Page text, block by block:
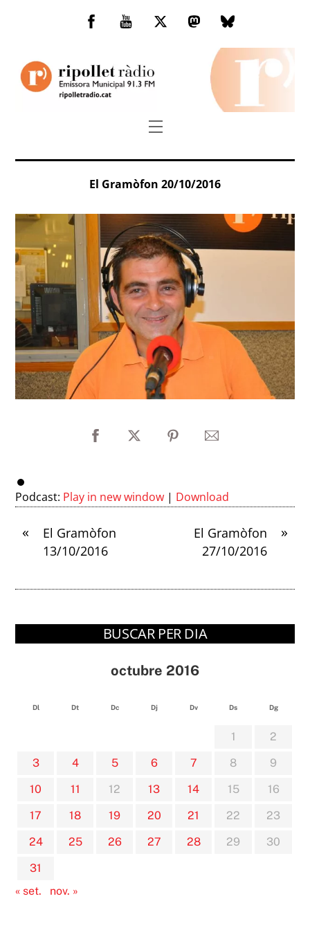
Facebook
You
TwitterMastodonBluesky
Menu
El Gramòfon 20/10/2016
Podcast: Play in new window | Download
«
El Gramòfon
13/10/2016
»
El Gramòfon
27/10/2016
BUSCAR PER DIA
octubre 2016
Dl Dt Dc Dj Dv Ds Dg
1
2
3
4 5 6 7 8
9
10
11 12 13 14 15
16
17
18 19 20 21 22
23
24
25 26 27 28 29
30
31
« set.
nov. »